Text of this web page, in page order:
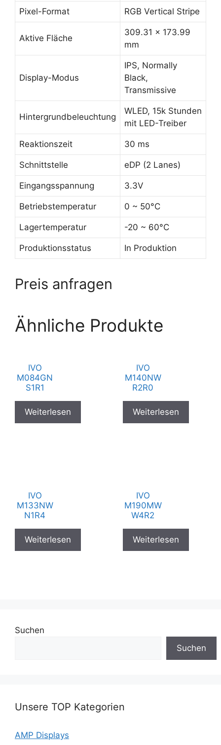
Pixel-Format RGB Vertical Stripe
Aktive Fläche
309.31 x 173.99
mm
Display-Modus
IPS, Normally
Black,
Transmissive
Hintergrundbeleuchtung
WLED, 15k Stunden
mit LED-Treiber
Reaktionszeit 30 ms
Schnittstelle eDP (2 Lanes)
Eingangsspannung 3.3V
Betriebstemperatur 0 ~ 50°C
Lagertemperatur -20 ~ 60°C
Produktionsstatus In Produktion
Preis anfragen
Ähnliche Produkte
IVO
M084GN
S1R1
Weiterlesen
IVO
M140NW
R2R0
Weiterlesen
IVO
M133NW
N1R4
Weiterlesen
IVO
M190MW
W4R2
Weiterlesen
Suchen
Suchen
Unsere TOP Kategorien
AMP Displays